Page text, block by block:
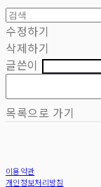
수정하기
삭제하기
글쓴이
목록으로 가기
이용약관
개인정보처리방침